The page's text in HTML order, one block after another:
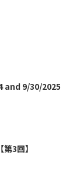
and 9/30/2025
3回】